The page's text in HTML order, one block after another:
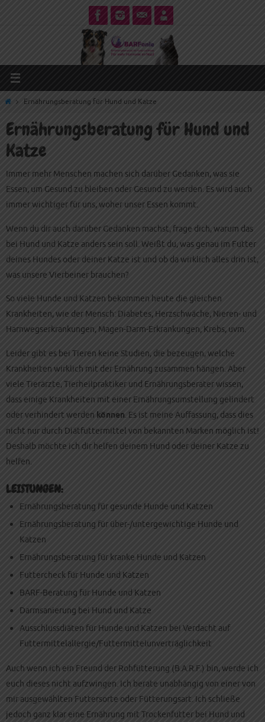
StartErnährungsberatung für Hund und Katze
Ernährungsberatung für Hund und
Katze
Immer mehr Menschen machen sich darüber Gedanken, was sie
Essen, um Gesund zu bleiben oder Gesund zu werden. Es wird auch
immer wichtiger für uns, woher unser Essen kommt.
Wenn du dir auch darüber Gedanken machst, frage dich, warum das
bei Hund und Katze anders sein soll. Weißt du, was genau im Futter
deines Hundes oder deiner Katze ist und ob da wirklich alles drin ist,
was unsere Vierbeiner brauchen?
So viele Hunde und Katzen bekommen heute die gleichen
Krankheiten, wie der Mensch: Diabetes, Herzschwäche, Nieren- und
Harnwegserkrankungen, Magen-Darm-Erkrankungen, Krebs, uvm.
Leider gibt es bei Tieren keine Studien, die bezeugen, welche
Krankheiten wirklich mit der Ernährung zusammen hängen. Aber
viele Tierärzte, Tierheilpraktiker und Ernährungsberater wissen,
dass einige Krankheiten mit einer Ernährungsumstellung gelindert
oder verhindert werden können . Es ist meine Auffassung, dass dies
nicht nur durch Diätfuttermittel von bekannten Marken möglich ist!
Deshalb möchte ich dir helfen deinem Hund oder deiner Katze zu
helfen.
LEISTUNGEN:
Ernährungsberatung für gesunde Hunde und Katzen
Ernährungsberatung für über-/untergewichtige Hunde und
Katzen
Ernährungsberatung für kranke Hunde und Katzen
Futtercheck für Hunde und Katzen
BARF-Beratung für Hunde und Katzen
Darmsanierung bei Hund und Katze
Ausschlussdiäten für Hunde und Katzen bei Verdacht auf
Futtermittelallergie/Futtermittelunverträglichkeit
Auch wenn ich ein Freund der Rohfütterung (B.A.R.F.) bin, werde ich
euch dieses nicht aufzwingen. Ich berate unabhängig von einer von
mir ausgewählten Futtersorte oder Fütterungsart. Ich schließe
jedoch ganz klar eine Ernährung mit Trockenfutter bei Hund und